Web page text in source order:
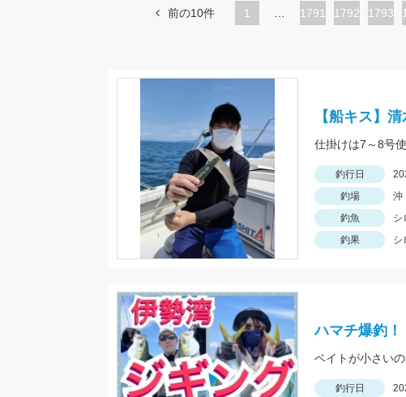
前の10件 1
ペ
1791
ペ
1792
ペ
1793
【船キス】
釣行日
釣場
沖
釣魚
シ
釣果
シ
ハマチ爆釣！
ベイトが小さい
釣行日